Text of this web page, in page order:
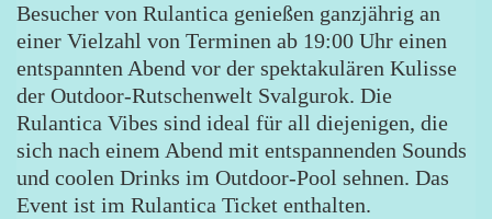
Besucher von Rulantica genießen ganzjährig an
einer Vielzahl von Terminen ab 19:00 Uhr einen
entspannten Abend vor der spektakulären Kulisse
der Outdoor-Rutschenwelt Svalgurok. Die
Rulantica Vibes sind ideal für all diejenigen, die
sich nach einem Abend mit entspannenden Sounds
und coolen Drinks im Outdoor-Pool sehnen. Das
Event ist im Rulantica Ticket enthalten.